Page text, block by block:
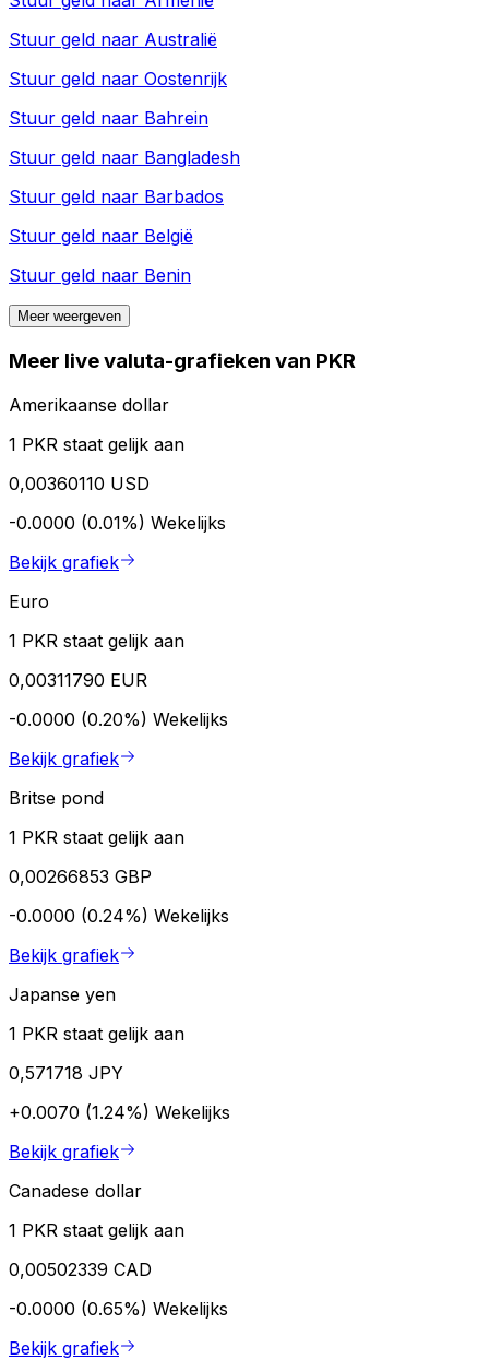
Stuur geld naar Australië
Stuur geld naar Oostenrijk
Stuur geld naar Bahrein
Stuur geld naar Bangladesh
Stuur geld naar Barbados
Stuur geld naar België
Stuur geld naar Benin
Meer weergeven
Meer live valuta-grafieken van PKR
Amerikaanse dollar
1 PKR staat gelijk aan
0,00360110 USD
-0.0000 (0.01%) Wekelijks
Bekijk grafiek
Euro
1 PKR staat gelijk aan
0,00311790 EUR
-0.0000 (0.20%) Wekelijks
Bekijk grafiek
Britse pond
1 PKR staat gelijk aan
0,00266853 GBP
-0.0000 (0.24%) Wekelijks
Bekijk grafiek
Japanse yen
1 PKR staat gelijk aan
0,571718 JPY
+0.0070 (1.24%) Wekelijks
Bekijk grafiek
Canadese dollar
1 PKR staat gelijk aan
0,00502339 CAD
-0.0000 (0.65%) Wekelijks
Bekijk grafiek